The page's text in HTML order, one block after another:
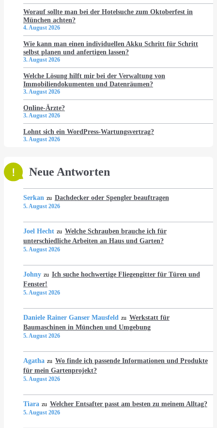
Worauf sollte man bei der Hotelsuche zum Oktoberfest in
München achten?
4. August 2026
Wie kann man einen individuellen Akku Schritt für Schritt
selbst planen und anfertigen lassen?
3. August 2026
Welche Lösung hilft mir bei der Verwaltung von
Immobiliendokumenten und Datenräumen?
3. August 2026
Online-Ärzte?
3. August 2026
Lohnt sich ein WordPress-Wartungsvertrag?
3. August 2026
Neue Antworten
Serkan zu Dachdecker oder Spengler beauftragen
5. August 2026
Joel Hecht zu Welche Schrauben brauche ich für
unterschiedliche Arbeiten an Haus und Garten?
5. August 2026
Johny zu Ich suche hochwertige Fliegengitter für Türen und
Fenster!
5. August 2026
Daniele Rainer Ganser Mausfeld zu Werkstatt für
Baumaschinen in München und Umgebung
5. August 2026
Agatha zu Wo finde ich passende Informationen und Produkte
für mein Gartenprojekt?
5. August 2026
Tiara zu Welcher Entsafter passt am besten zu meinem Alltag?
5. August 2026